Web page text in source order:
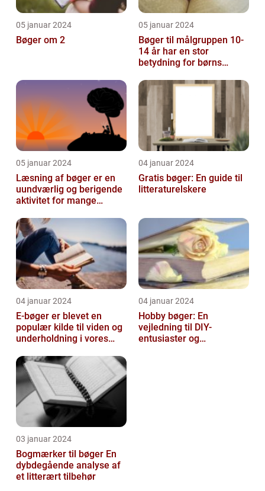
05 januar 2024
Bøger om 2
05 januar 2024
Bøger til målgruppen 10-
14 år har en stor
betydning for børns
05 januar 2024
Læsning af bøger er en
uundværlig og berigende
aktivitet for mange
04 januar 2024
Gratis bøger: En guide til
litteraturelskere
04 januar 2024
E-bøger er blevet en
populær kilde til viden og
underholdning i vores
04 januar 2024
Hobby bøger: En
vejledning til DIY-
entusiaster og
03 januar 2024
Bogmærker til bøger En
dybdegående analyse af
et litterært tilbehør